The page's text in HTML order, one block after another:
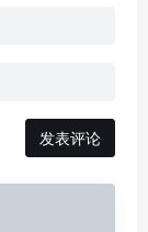
发表评论